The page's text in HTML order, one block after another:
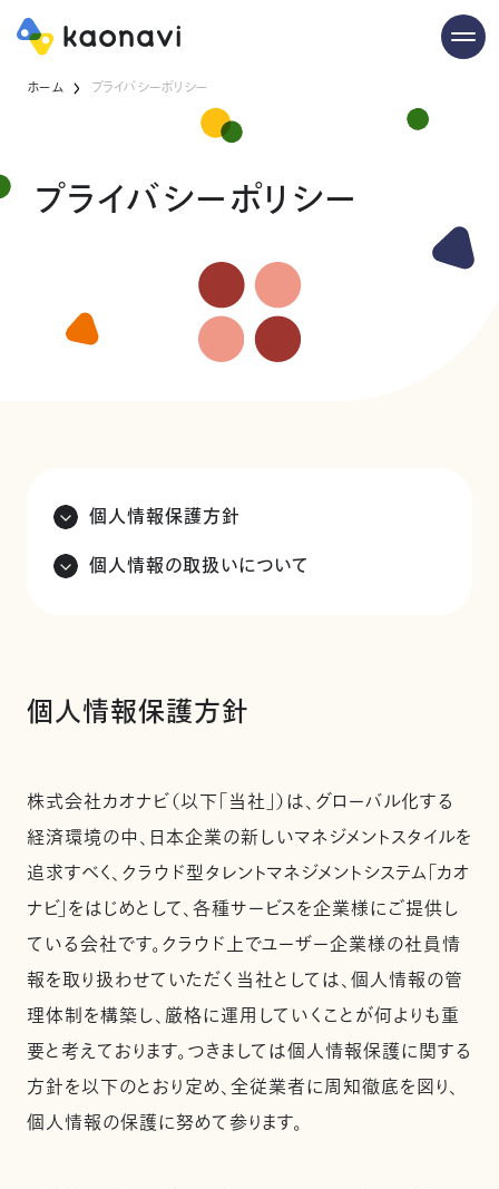
ホーム プライバシーポリシー
プライバシーポリシー
個人情報保護方針
個人情報の取扱いについて
個人情報保護方針
株式会社カオナビ（以下「当社」）は、グローバル化する
経済環境の中、日本企業の新しいマネジメントスタイルを
追求すべく、クラウド型タレントマネジメントシステム「カオ
ナビ」をはじめとして、各種サービスを企業様にご提供し
ている会社です。クラウド上でユーザー企業様の社員情
報を取り扱わせていただく当社としては、個人情報の管
理体制を構築し、厳格に運用していくことが何よりも重
要と考えております。つきましては個人情報保護に関する
方針を以下のとおり定め、全従業者に周知徹底を図り、
個人情報の保護に努めて参ります。